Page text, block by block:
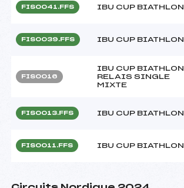
FIS0041.FFS IBU CUP BIATHLON
FIS0039.FFS IBU CUP BIATHLON
FIS0016
IBU CUP BIATHLON
RELAIS SINGLE
MIXTE
FIS0013.FFS IBU CUP BIATHLON
FIS0011.FFS IBU CUP BIATHLON